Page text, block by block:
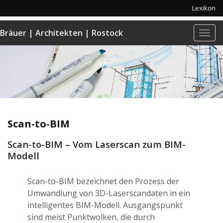
Lexikon
Bräuer | Architekten | Rostock
Scan-to-BIM
Scan-to-BIM – Vom Laserscan zum BIM-
Modell
Scan-to-BIM bezeichnet den Prozess der
Umwandlung von 3D-Laserscandaten in ein
intelligentes BIM-Modell. Ausgangspunkt
sind meist Punktwolken, die durch